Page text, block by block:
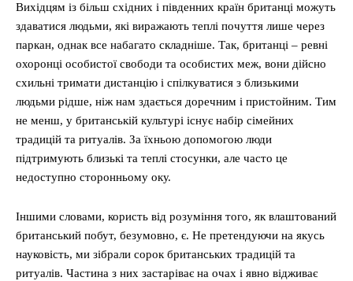
Вихідцям із більш східних і південних країн британці можуть
здаватися людьми, які виражають теплі почуття лише через
паркан, однак все набагато складніше. Так, британці – ревні
охоронці особистої свободи та особистих меж, вони дійсно
схильні тримати дистанцію і спілкуватися з близькими
людьми рідше, ніж нам здається доречним і пристойним. Тим
не менш, у британській культурі існує набір сімейних
традицій та ритуалів. За їхньою допомогою люди
підтримують близькі та теплі стосунки, але часто це
недоступно сторонньому оку.
Іншими словами, користь від розуміння того, як влаштований
британський побут, безумовно, є. Не претендуючи на якусь
науковість, ми зібрали сорок британських традицій та
ритуалів. Частина з них застаріває на очах і явно відживає